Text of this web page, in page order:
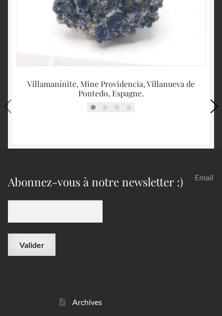
Villamanínite, Mine Providencia, Villanueva de
Pontedo, Espagne.
Abonnez-vous à notre newsletter :) Email
Archives